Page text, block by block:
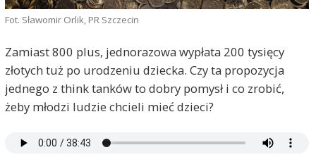
Fot. Sławomir Orlik, PR Szczecin
Zamiast 800 plus, jednorazowa wypłata 200 tysięcy
złotych tuż po urodzeniu dziecka. Czy ta propozycja
jednego z think tanków to dobry pomysł i co zrobić,
żeby młodzi ludzie chcieli mieć dzieci?